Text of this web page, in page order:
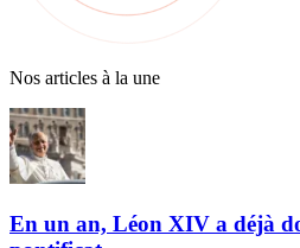
Nos articles à la une
En un an, Léon XIV a déjà